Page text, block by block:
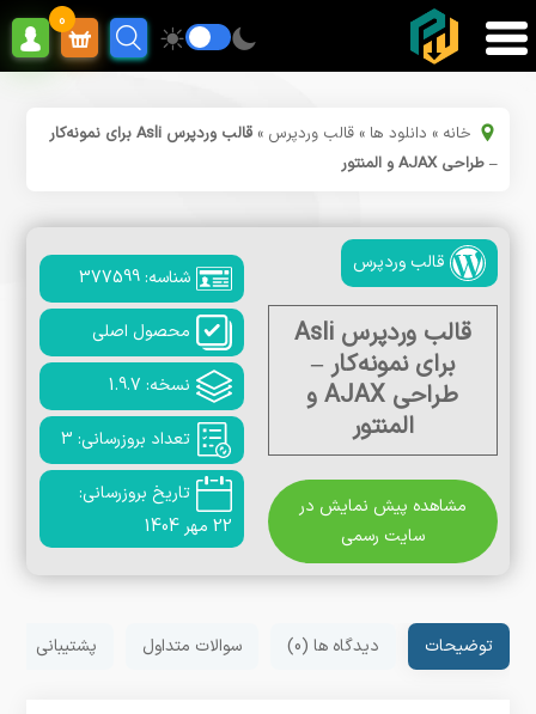
0
خانه » دانلود ها »قالب وردپرس »
قالب وردپرس Asli برای نمونه‌کار
– طراحی AJAX و المنتور
قالب وردپرس
قالب وردپرس Asli
برای نمونه‌کار –
طراحی AJAX و
المنتور
مشاهده پیش نمایش در
سایت رسمی
شناسه: 377599
محصول اصلی
نسخه: 1.9.7
تعداد بروزرسانی: 3
تاریخ بروزرسانی:
22 مهر 1404
توضیحات دیدگاه ها (0) سوالات متداول پشتیبانی